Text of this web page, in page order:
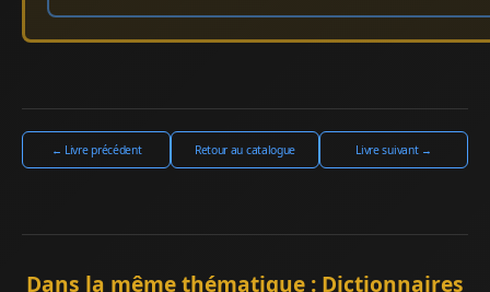
← Livre précédent Retour au catalogue Livre suivant →
Dans la même thématique : Dictionnaires